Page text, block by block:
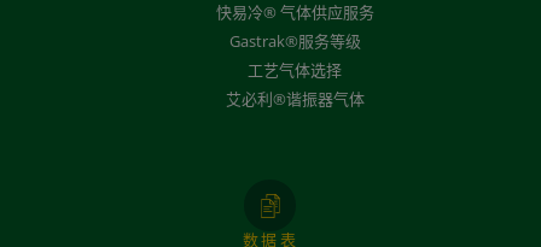
快易冷® 气体供应服务
Gastrak®服务等级
工艺气体选择
艾必利®谐振器气体
数据表